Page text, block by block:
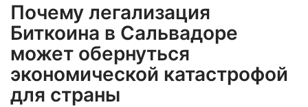
Почему легализация
Биткоина в Сальвадоре
может обернуться
экономической катастрофой
для страны